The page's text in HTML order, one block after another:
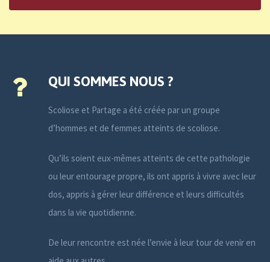
QUI SOMMES NOUS ?
Scoliose et Partage a été créée par un groupe
d’hommes et de femmes atteints de scoliose.
Qu’ils soient eux-mêmes atteints de cette pathologie
ou leur entourage propre, ils ont appris à vivre avec leur
dos, appris à gérer leur différence et leurs difficultés
dans la vie quotidienne.
De leur rencontre est née l’envie à leur tour de venir en